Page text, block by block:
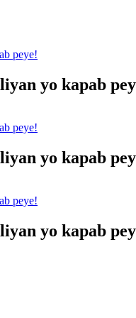
yo kapab
yo kapab
yo kapab